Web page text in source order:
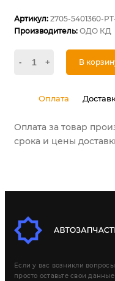
Артикул: 2705-5401360-
Производитель: ОДО КД
- + В
Оплата
Оплата за товар
срока и цены
Если у вас возникли
просто оставьте свои